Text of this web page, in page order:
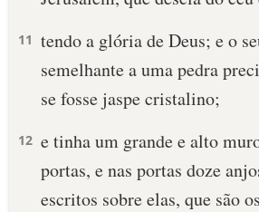
11 tendo a glória de Deus; e o
semelhante a uma pedra
se fosse jaspe cristalino;
12 e tinha um grande e alto
portas, e nas portas doze
escritos sobre elas, que são